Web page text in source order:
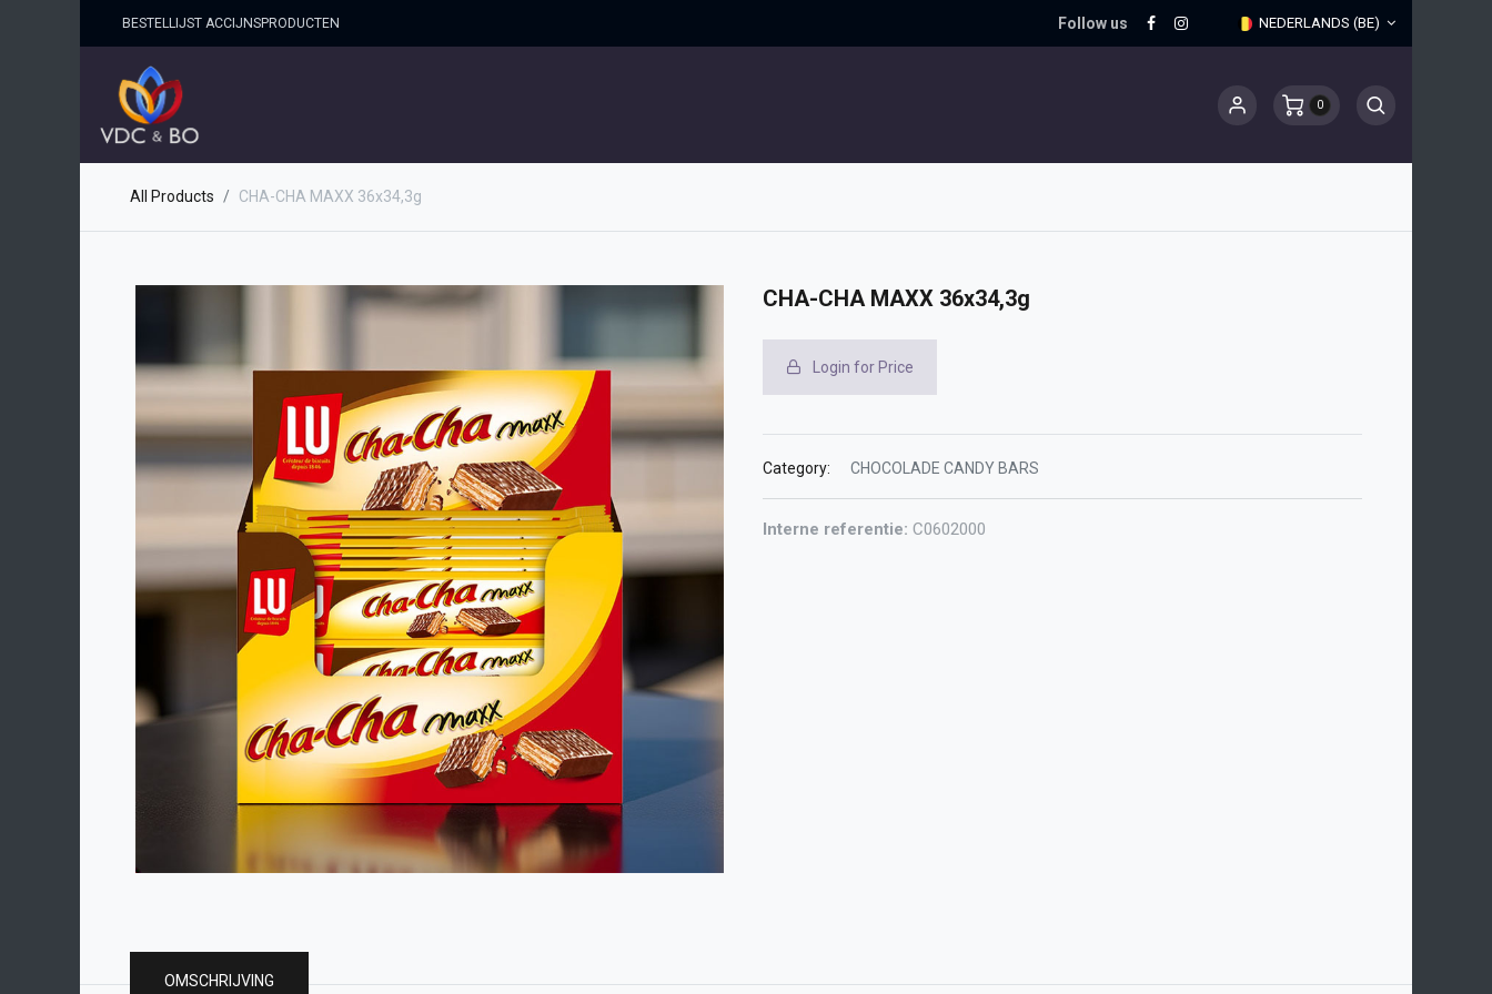
BESTELLIJST ACCIJNSPRO​DUCTEN Follow us NEDERLANDS (BE)
0
All Products CHA-CHA MAXX 36x34,3g
CHA-CHA MAXX 36x34,3g
Login for Price
Category: CHOCOLADE CANDY BARS
Interne referentie: C0602000
OMSCHRIJVING